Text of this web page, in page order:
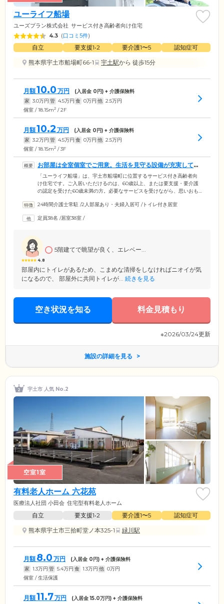
ユーライフ船場
ユーズプラン株式会社 サービス付き高齢者向け住宅
4.3 (口コミ5件)
自立 要支援1•2 要介護1〜5
認知症可
熊本県宇土市船場町66-1
宇土駅から 徒歩15分
月額10.0 万円 (入居金 0円) + 介護保険料
家 3.0万円 管 4.5万円 食 0万円 他 2.5万円
個室 / 18.15m2 / 2F
月額10.2 万円 (入居金 0円) + 介護保険料
家 3.2万円 管 4.5万円 食 0万円 他 2.5万円
個室 / 18.15m2 / 3F
お部屋は全室個室でご用意。生活を見守る設備が充実してい
ます
「ユーライフ船場」は、宇土市船場町に位置するサービス付き高齢者向
け住宅です。ご入居いただけるのは、60歳以上、または要支援・要介護
の認定を受けた60歳未満の方。必要なサービスを受けながら、思いおも
室は、全室個室でご用意いたしました。プライバシーの保たれた空間
レビ電話型のナースコールを備え付けているほか、一部居室には生体セ
24時間介護士常駐 /2人部屋あり・夫婦入居可 /トイレ付き居室
定員38名 /居室38室 /
4.8
5階建てで眺望が良く、エレベー...
部屋内にトイレがあるため、こまめな清掃をしなければニオイが気
になるので、 部屋外に共同トイレが... 続きを見る
空き状況を知る 料金見積もり
※2026/03/24更新
施設の詳細を見る
宇土市 人気 No.2
空室1室
有料老人ホーム 六花苑
医療法人社団 小田会 住宅型有料老人ホーム
自立 要支援1•2 要介護1〜5
認知症可
熊本県宇土市三拾町堂ノ本325-1
緑川駅
月額 8.0 万円 (入居金 0円) + 介護保険料
家 1.3万円 管 5.4万円 食 1.3万円 他 0万円
個室 / 生活保護
月額11.7万円 (入居金15.0万円) + 介護保険料